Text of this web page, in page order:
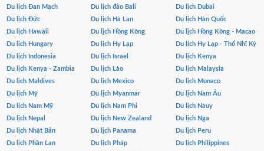
Du lịch Đan Mạch
Du lịch đảo Bali
Du lịch Dubai
Du lịch Đức
Du lịch Hà Lan
Du lịch Hàn Quốc
Du lịch Hawaii
Du lịch Hồng Kông
Du lịch Hồng Kông - Macao
Du lịch Hungary
Du lịch Hy Lạp
Du lịch Hy Lạp - Thổ Nhĩ Kỳ
Du lịch Indonesia
Du lịch Israel
Du lịch Kenya
Du lịch Kenya - Zambia
Du lịch Lào
Du lịch Malaysia
Du lịch Maldives
Du lịch Mexico
Du lịch Monaco
Du lịch Mỹ
Du lịch Myanmar
Du lịch Nam Âu
Du lịch Nam Mỹ
Du lịch Nam Phi
Du lịch Nauy
Du lịch Nepal
Du lịch New Zealand
Du lịch Nga
Du lịch Nhật Bản
Du lịch Panama
Du lịch Peru
Du lịch Phần Lan
Du lịch Pháp
Du lịch Philippines